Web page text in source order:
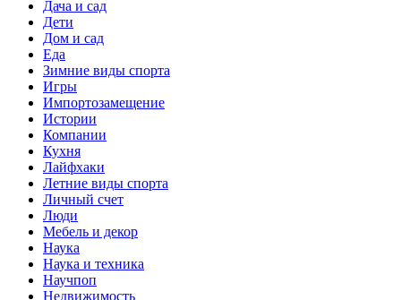
Дача и сад
Дети
Дом и сад
Еда
Зимние виды спорта
Игры
Импортозамещение
Истории
Компании
Кухня
Лайфхаки
Летние виды спорта
Личный счет
Люди
Мебель и декор
Наука
Наука и техника
Научпоп
Недвижимость